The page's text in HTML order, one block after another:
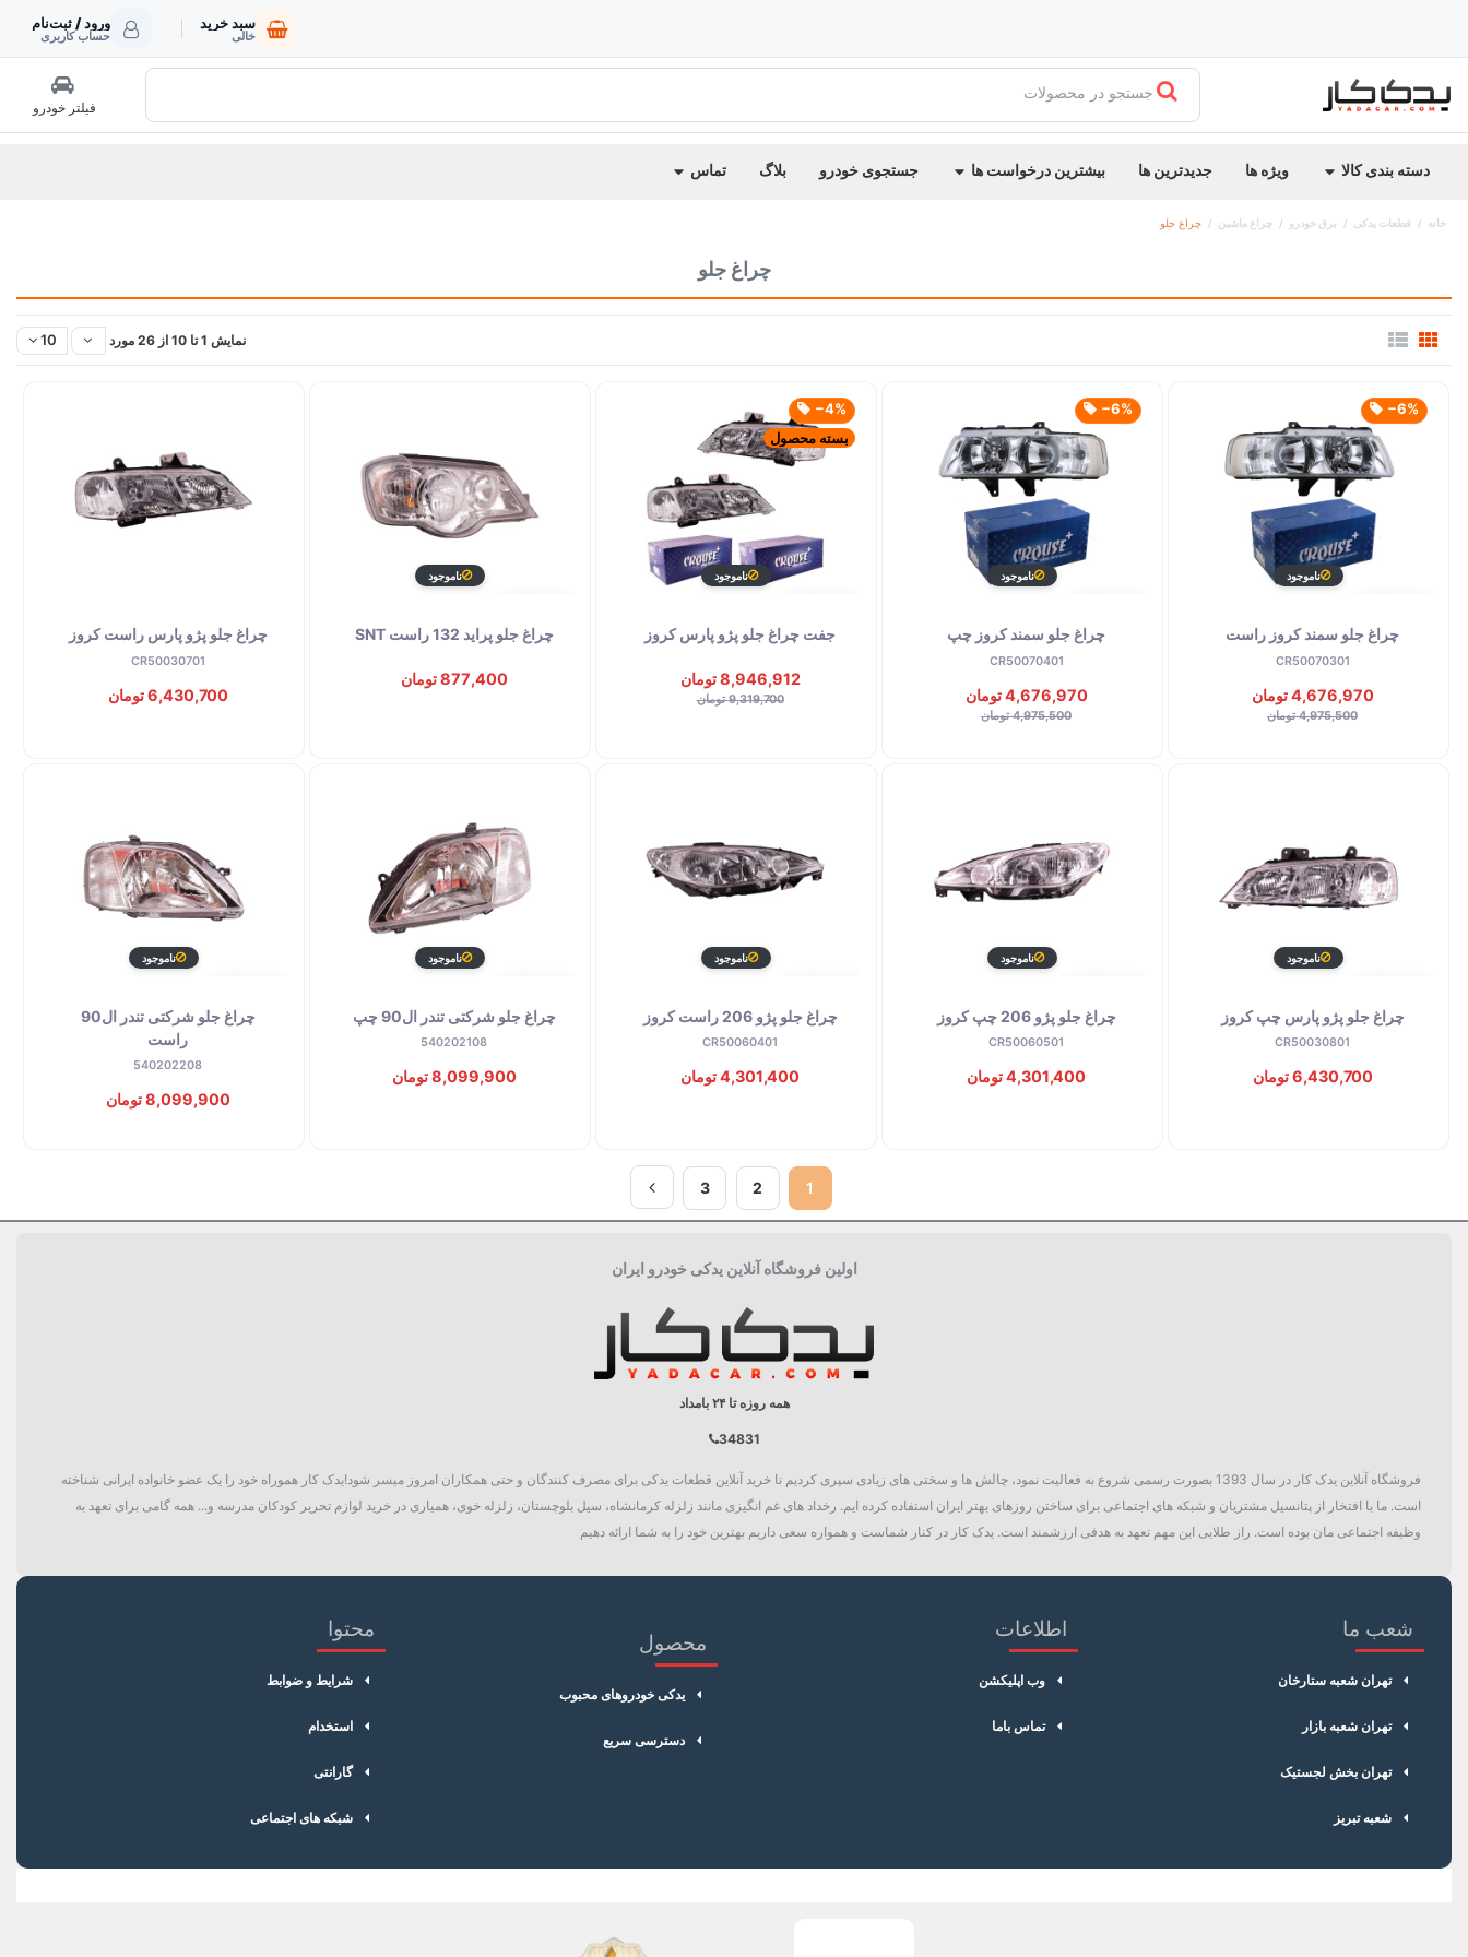
سبد خرید
خالی
ورود / ثبت‌نام
حساب کاربری
جستجو در محصولات
فیلتر خودرو
دسته بندی کالا ویژه ها جدیدترین ها بیشترین درخواست ها جستجوی خودرو بلاگ تماس
خانه قطعات یدکی برق خودرو چراغ ماشین چراغ جلو
چراغ جلو
نمایش 1 تا 10 از 26 مورد 10
‎−6%
ناموجود
چراغ جلو سمند کروز راست
CR50070301
4,676,970 تومان
4,975,500 تومان
‎−6%
ناموجود
چراغ جلو سمند کروز چپ
CR50070401
4,676,970 تومان
4,975,500 تومان
‎−4%
بسته محصول
ناموجود
جفت چراغ جلو پژو پارس کروز
8,946,912 تومان
9,319,700 تومان
ناموجود
چراغ جلو پراید 132 راست SNT
877,400 تومان
چراغ جلو پژو پارس راست کروز
CR50030701
6,430,700 تومان
ناموجود
چراغ جلو پژو پارس چپ کروز
CR50030801
6,430,700 تومان
ناموجود
چراغ جلو پژو 206 چپ کروز
CR50060501
4,301,400 تومان
ناموجود
چراغ جلو پژو 206 راست کروز
CR50060401
4,301,400 تومان
ناموجود
چراغ جلو شرکتی تندر ال90 چپ
540202108
8,099,900 تومان
ناموجود
چراغ جلو شرکتی تندر ال90
راست
540202208
8,099,900 تومان
1
2
3
اولین فروشگاه آنلاین یدکی خودرو ایران
همه روزه تا ۲۴ بامداد
34831
فروشگاه آنلاین یدک کار در سال 1393 بصورت رسمی شروع به فعالیت نمود، چالش ها و سختی های زیادی سپری کردیم تا خرید آنلاین قطعات یدکی برای مصرف کنندگان و حتی همکاران امروز میسر شود!یدک کار هموراه خود را یک عضو خانواده ایرانی شناخته
است. ما با افتخار از پتانسیل مشتریان و شبکه های اجتماعی برای ساختن روزهای بهتر ایران استفاده کرده ایم. رخداد های غم انگیزی مانند زلزله کرمانشاه، سیل بلوچستان، زلزله خوی، همیاری در خرید لوازم تحریر کودکان مدرسه و... همه گامی برای تعهد به
وظیفه اجتماعی مان بوده است. راز طلایی این مهم تعهد به هدفی ارزشمند است. یدک کار در کنار شماست و همواره سعی داریم بهترین خود را به شما ارائه دهیم
شعب ما
تهران شعبه ستارخان
تهران شعبه بازار
تهران بخش لجستیک
شعبه تبریز
اطلاعات
وب اپلیکشن
تماس باما
محصول
یدکی خودروهای محبوب
دسترسی سریع
محتوا
شرایط و ضوابط
استخدام
گارانتی
شبکه های اجتماعی